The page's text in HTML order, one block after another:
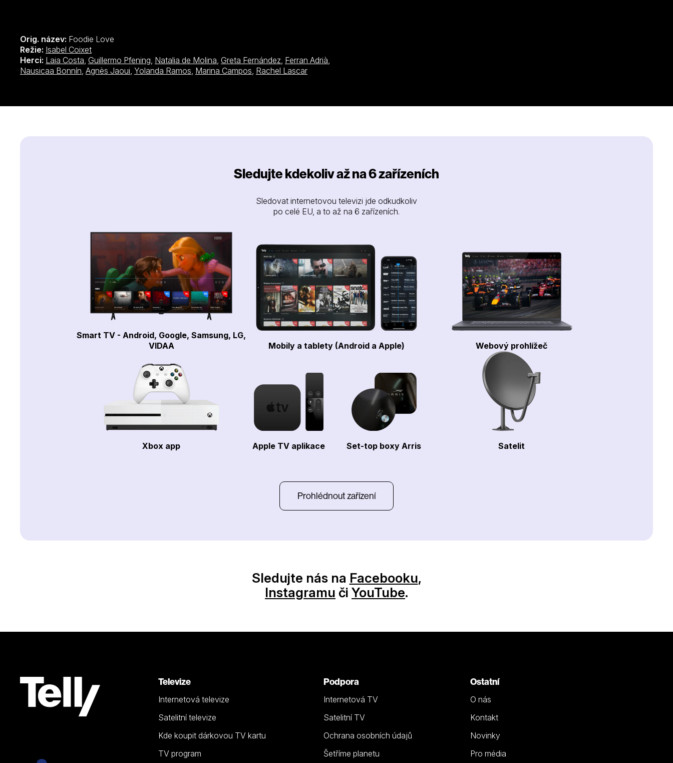
Orig. název: Foodie Love
Režie: Isabel Coixet
Herci: Laia Costa Guillermo Pfening Natalia de Molina Greta Fernández Ferran Adrià
Nausicaa Bonnín Agnès Jaoui Yolanda Ramos Marina Campos Rachel Lascar
Sledujte kdekoliv až na 6 zařízeních
Sledovat internetovou televizi jde odkudkoliv
po celé EU, a to až na 6 zařízeních.
Smart TV - Android, Google, Samsung, LG,
VIDAA
Mobily a tablety (Android a Apple) Webový prohlížeč
Xbox app Apple TV aplikace Set-top boxy Arris Satelit
Prohlédnout zařízení
Sledujte nás na Facebooku,
Instagramu či YouTube.
Televize
Internetová televize
Satelitní televize
Kde koupit dárkovou TV kartu
TV program
Podpora
Internetová TV
Satelitní TV
Ochrana osobních údajů
Šetříme planetu
Ostatní
O nás
Kontakt
Novinky
Pro média